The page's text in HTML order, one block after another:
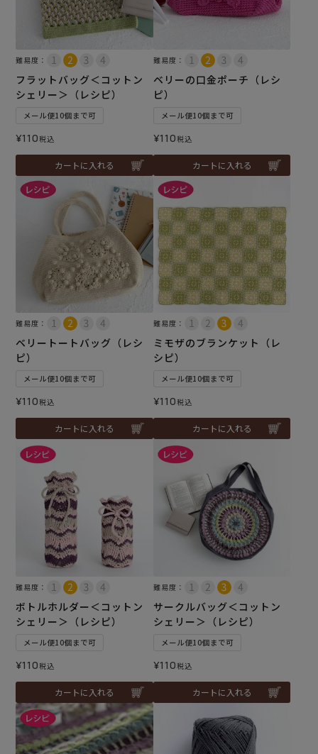
難易度：
フラットバッグ＜コットン
シェリー＞（レシピ）
メール便10個まで可
¥110税込
カートに入れる
難易度：
ベリーの口金ポーチ（レシ
ピ）
メール便10個まで可
¥110税込
カートに入れる
難易度：
ベリートートバッグ（レシ
ピ）
メール便10個まで可
¥110税込
カートに入れる
難易度：
ミモザのブランケット（レ
シピ）
メール便10個まで可
¥110税込
カートに入れる
難易度：
ボトルホルダー＜コットン
シェリー＞（レシピ）
メール便10個まで可
¥110税込
カートに入れる
難易度：
サークルバッグ＜コットン
シェリー＞（レシピ）
メール便10個まで可
¥110税込
カートに入れる